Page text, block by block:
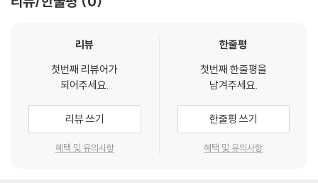
리뷰
첫번째 리뷰어가
되어주세요.
리뷰 쓰기
혜택 및 유의사항
한줄평
첫번째 한줄평을
남겨주세요.
한줄평 쓰기
혜택 및 유의사항